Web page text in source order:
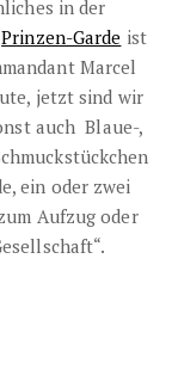
in der
Prinzen-Garde ist
Marcel
jetzt sind wir
auch Blaue-,
ein oder zwei
Aufzug oder